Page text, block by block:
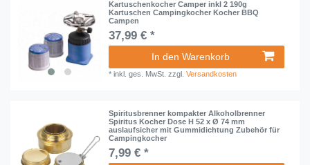
Kartuschenkocher Camper inkl 2 190g
Kartuschen Campingkocher Kocher BBQ
Campen
37,99 € *
In den Warenkorb
*inkl. ges. MwSt. zzgl.Versandkosten
Spiritusbrenner kompakter Alkoholbrenner
Spiritus Kocher Dose H 52 x Ø 74 mm
auslaufsicher mit Gummidichtung Zubehör für
Campingkocher
7,99 € *